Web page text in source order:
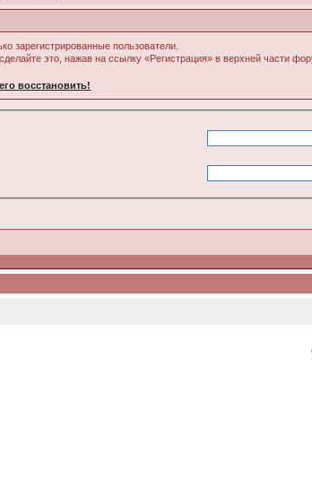
зарегистрированные пользователи.
это, нажав на ссылку «Регистрация» в верхней части
восстановить!